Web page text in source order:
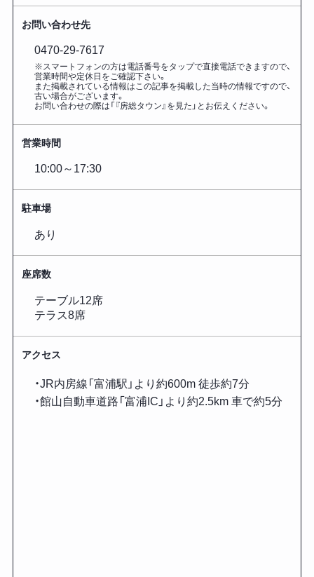
お問い合わせ先
0470-29-7617
※スマートフォンの方は電話番号をタップで直接電話できますので、
営業時間や定休日をご確認下さい。
また掲載されている情報はこの記事を掲載した当時の情報ですので、
古い場合がございます。
お問い合わせの際は「『房総タウン』を見た」とお伝えください。
営業時間
10:00～17:30
駐車場
あり
座席数
テーブル12席
テラス8席
アクセス
・JR内房線「富浦駅」より約600m 徒歩約7分
・館山自動車道路「富浦IC」より約2.5km 車で約5分